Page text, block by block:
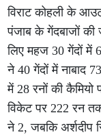
विराट कोहली के
पंजाब के गेंदबाजों
लिए महज 30 गेंदों में
ने 40 गेंदों में नाबाद
में 28 रनों की
विकेट पर 222 रन
ने 2, जबकि